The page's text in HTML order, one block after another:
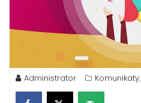
Administrator Komunikaty,